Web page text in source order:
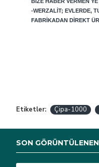
-WERZALIT; EVLERDE,
FABRIKADAN DIREKT
Etiketler: Çipa-1000
SON GÖRÜNTÜLENEN